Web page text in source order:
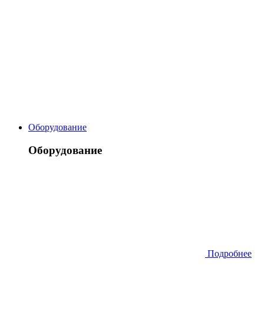
Оборудование
Оборудование
Подробнее